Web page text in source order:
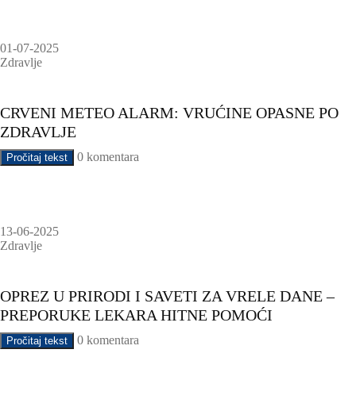
01-07-2025
Zdravlje
CRVENI METEO ALARM: VRUĆINE OPASNE PO
ZDRAVLJE
Pročitaj tekst 0 komentara
13-06-2025
Zdravlje
OPREZ U PRIRODI I SAVETI ZA VRELE DANE –
PREPORUKE LEKARA HITNE POMOĆI
Pročitaj tekst 0 komentara